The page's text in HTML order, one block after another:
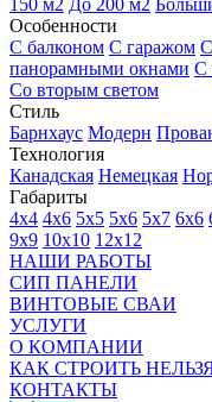
150 м2 До 200 м2
Особенности
С балконом С гаражом
панорамными окнами С
Со вторым светом
Стиль
Барнхаус Модерн
Технология
Канадская Немецкая
Габариты
4х4 4х6 5х5 5х6 5х7 6х6
9х9 10х10 12х12
НАШИ РАБОТЫ
СИП ПАНЕЛИ
ВИНТОВЫЕ СВАИ
УСЛУГИ
О КОМПАНИИ
КАК СТРОИТЬ
КОНТАКТЫ